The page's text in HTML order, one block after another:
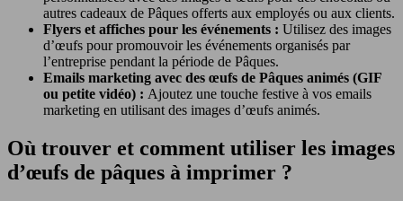
autres cadeaux de Pâques offerts aux employés ou aux clients.
Flyers et affiches pour les événements : Utilisez des images
d’œufs pour promouvoir les événements organisés par
l’entreprise pendant la période de Pâques.
Emails marketing avec des œufs de Pâques animés (GIF
ou petite vidéo) : Ajoutez une touche festive à vos emails
marketing en utilisant des images d’œufs animés.
Où trouver et comment utiliser les images
d’œufs de pâques à imprimer ?